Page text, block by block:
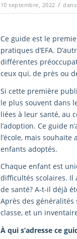
10 septembre, 2022 / dans
Ce guide est le
pratiques d’EFA.
différentes
ceux qui, de près ou
Si cette première
le plus souvent dans
liées à leur santé, au
l’adoption. Ce guide
l’école, mais
enfants adoptés.
Chaque enfant est
difficultés scolaires.
de santé? A-t-il déjà
Après des généralités
classe, et un
À qui s’adresse ce